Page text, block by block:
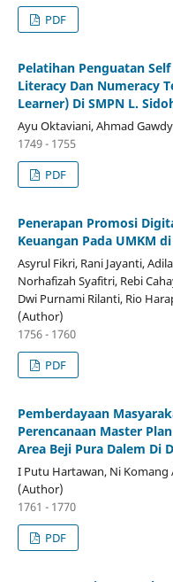
PDF
Pelatihan Penguatan
Literacy Dan Numeracy
Learner) Di SMPN L.
Ayu Oktaviani, Ahmad
1749 - 1755
PDF
Penerapan Promosi
Keuangan Pada UMKM
Asyrul Fikri, Rani Jayanti,
Norhafizah Syafitri, Rebi
Dwi Purnami Rilanti, Rio
(Author)
1756 - 1760
PDF
Pemberdayaan
Perencanaan Master
Area Beji Pura Dalem Di
I Putu Hartawan, Ni
(Author)
1761 - 1770
PDF